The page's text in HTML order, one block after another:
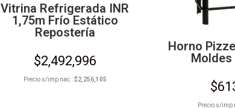
Vitrina Refrigerada INR
1,75m Frío Estático
Repostería
$2,492,996
Precio s/imp nac.:$2,256,105
Horno
$
Precio s/imp